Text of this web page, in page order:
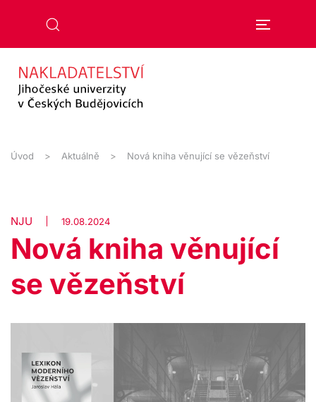
Úvod Aktuálně Nová kniha věnující se vězeňství
NJU 19.08.2024
Nová kniha věnující
se vězeňství